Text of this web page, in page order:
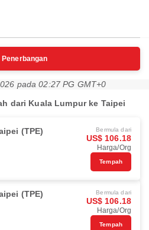
Penerbangan
pada 02:27 PG GMT+0
dari Kuala Lumpur ke Taipei
(TPE) Bermula dari
US$ 106.18
Harga/Org
Tempah
(TPE) Bermula dari
US$ 106.18
Harga/Org
Tempah